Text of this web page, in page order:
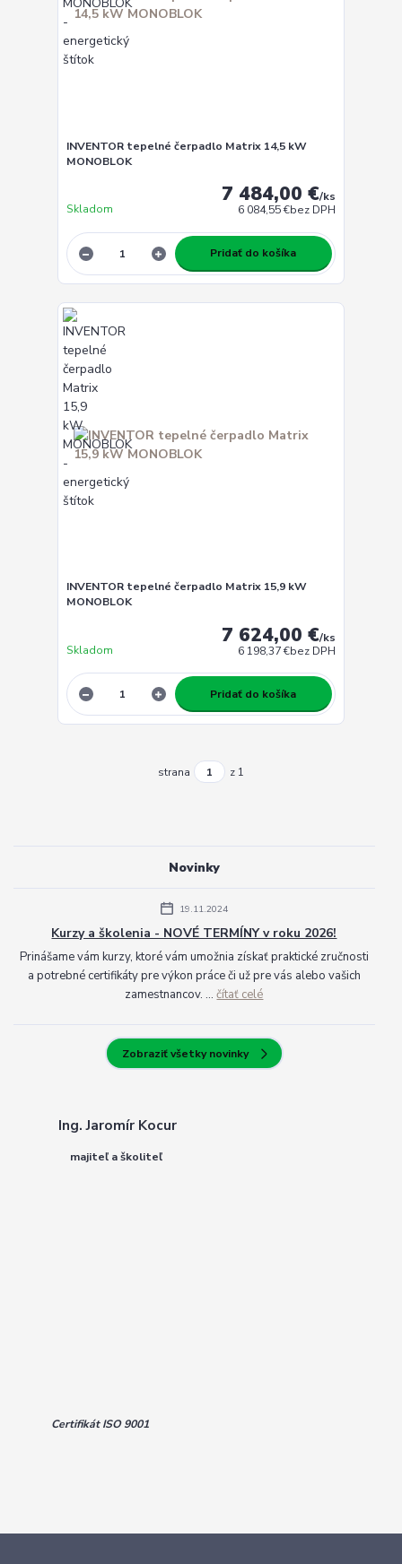
INVENTOR tepelné čerpadlo Matrix 14,5 kW
MONOBLOK
7 484,00 €/ks
6 084,55 €bez DPH
Skladom
Pridať do košíka
INVENTOR tepelné čerpadlo Matrix 15,9 kW
MONOBLOK
7 624,00 €/ks
6 198,37 €bez DPH
Skladom
Pridať do košíka
strana z 1
Novinky
19.11.2024
Kurzy a školenia - NOVÉ TERMÍNY v roku 2026!
Prinášame vám kurzy, ktoré vám umožnia získať praktické zručnosti
a potrebné certifikáty pre výkon práce či už pre vás alebo vašich
zamestnancov. ...čítať celé
Zobraziť všetky novinky
Ing. Jaromír Kocur
majiteľ a školiteľ
Certifikát ISO 9001